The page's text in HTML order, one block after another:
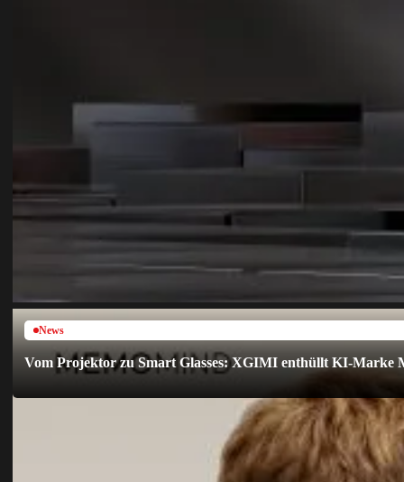
News
Vom Projektor zu Smart Glasses: XGIMI enthüllt KI-Marke